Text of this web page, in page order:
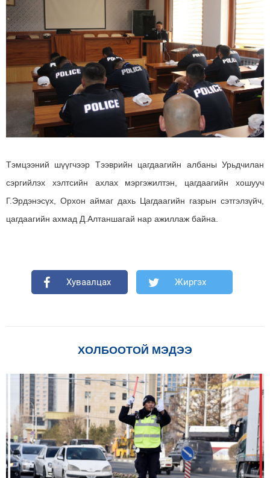
Тэмцээний шүүгчээр Тээврийн цагдаагийн албаны Урьдчилан
сэргийлэх хэлтсийн ахлах мэргэжилтэн, цагдаагийн хошууч
Г.Эрдэнэсүх, Орхон аймаг дахь Цагдаагийн газрын сэтгэлзүйч,
цагдаагийн ахмад Д.Алтаншагай нар ажиллаж байна.
Хуваалцах Жиргэх
ХОЛБООТОЙ МЭДЭЭ